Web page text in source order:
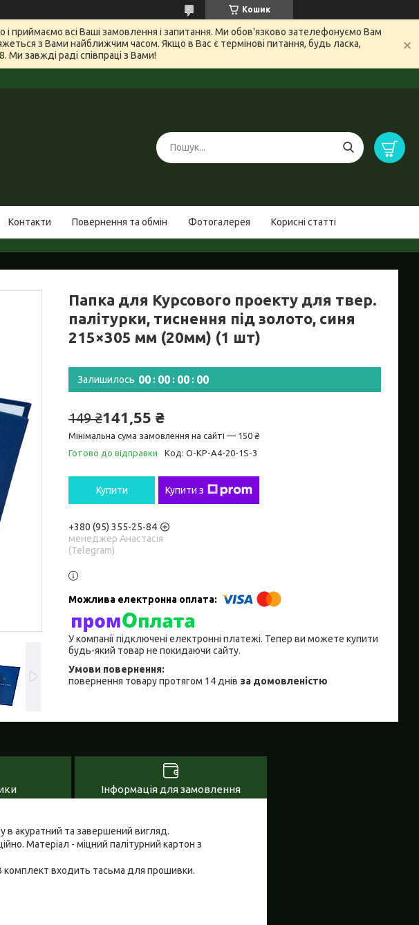
Кошик
приймаємо всі Ваші замовлення і запитання. Ми обов'язково зателефонуємо Вам
з Вами найближчим часом. Якщо в Вас є термінові питання, будь ласка,
завжді раді співпраці з Вами!
Контакти Повернення та обмін Фотогалерея Корисні статті
Папка для Курсового проекту для твер.
палітурки, тиснення під золото, синя
215×305 мм (20мм) (1 шт)
Залишилось 00 00 00 00
149 ₴141,55 ₴
Мінімальна сума замовлення на сайті — 150 ₴
Готово до відправки
Код: O-KP-А4-20-1S-3
Купити Купити з
+380 (95) 355-25-84
менеджер Анастасія
(Telegram)
У компанії підключені електронні платежі. Тепер ви можете купити
будь-який товар не покидаючи сайту.
повернення товару протягом 14 днів за домовленістю
Інформація для замовлення
в акуратний та завершений вигляд.
Матеріал - міцний палітурний картон з
комплект входить тасьма для прошивки.